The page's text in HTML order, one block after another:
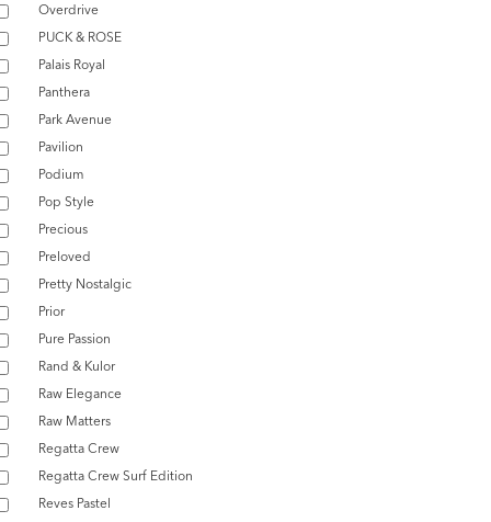
Overdrive
PUCK & ROSE
Palais Royal
Panthera
Park Avenue
Pavilion
Podium
Pop Style
Precious
Preloved
Pretty Nostalgic
Prior
Pure Passion
Rand & Kulor
Raw Elegance
Raw Matters
Regatta Crew
Regatta Crew Surf Edition
Reves Pastel